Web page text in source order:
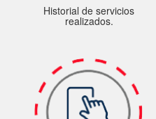
Historial de servicios
realizados.